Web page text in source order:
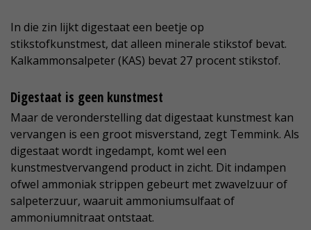
In die zin lijkt digestaat een beetje op
stikstofkunstmest, dat alleen minerale stikstof bevat.
Kalkammonsalpeter (KAS) bevat 27 procent stikstof.
Digestaat is geen kunstmest
Maar de veronderstelling dat digestaat kunstmest kan
vervangen is een groot misverstand, zegt Temmink. Als
digestaat wordt ingedampt, komt wel een
kunstmestvervangend product in zicht. Dit indampen
ofwel ammoniak strippen gebeurt met zwavelzuur of
salpeterzuur, waaruit ammoniumsulfaat of
ammoniumnitraat ontstaat.